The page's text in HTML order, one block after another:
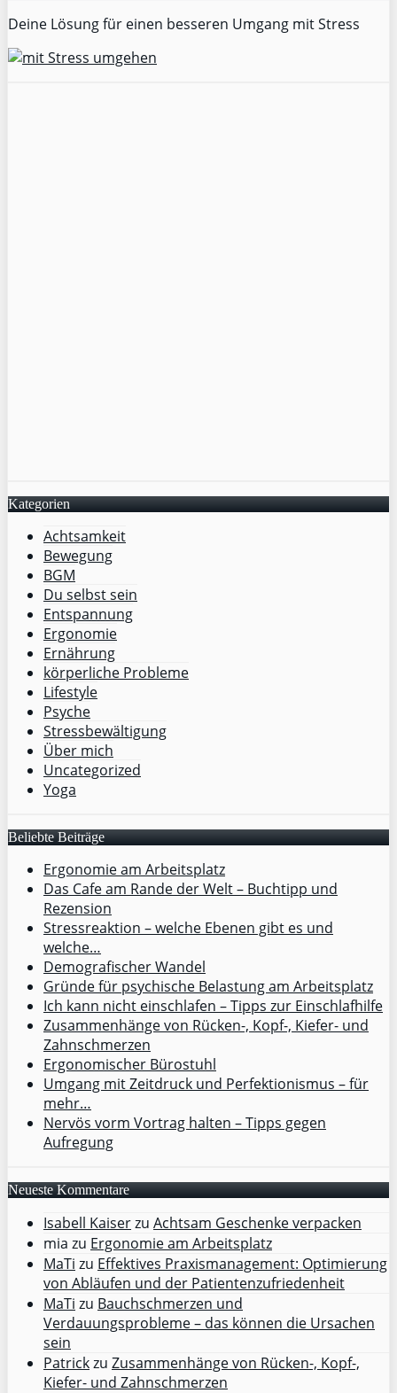
Deine Lösung für einen besseren Umgang mit Stress
Kategorien
Achtsamkeit
Bewegung
BGM
Du selbst sein
Entspannung
Ergonomie
Ernährung
körperliche Probleme
Lifestyle
Psyche
Stressbewältigung
Über mich
Uncategorized
Yoga
Beliebte Beiträge
Ergonomie am Arbeitsplatz
Das Cafe am Rande der Welt – Buchtipp und
Rezension
Stressreaktion – welche Ebenen gibt es und
welche…
Demografischer Wandel
Gründe für psychische Belastung am Arbeitsplatz
Ich kann nicht einschlafen – Tipps zur Einschlafhilfe
Zusammenhänge von Rücken-, Kopf-, Kiefer- und
Zahnschmerzen
Ergonomischer Bürostuhl
Umgang mit Zeitdruck und Perfektionismus – für
mehr…
Nervös vorm Vortrag halten – Tipps gegen
Aufregung
Neueste Kommentare
Isabell Kaiserzu Achtsam Geschenke verpacken
mia zu Ergonomie am Arbeitsplatz
MaTi zu Effektives Praxismanagement: Optimierung
von Abläufen und der Patientenzufriedenheit
MaTi zu Bauchschmerzen und
Verdauungsprobleme – das können die Ursachen
sein
Patrickzu Zusammenhänge von Rücken-, Kopf-,
Kiefer- und Zahnschmerzen